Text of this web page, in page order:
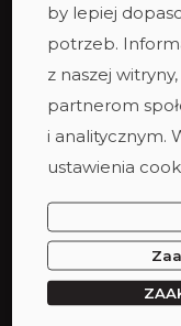
Studio małe
Oferta
Wynajem sprzętu
Sesje zdjęciowe
Eventy
by lepiej
potrzeb.
z naszej
partnerom
i analitycznym.
ustawienia